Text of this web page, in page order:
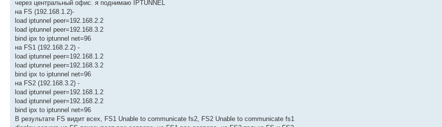
через центральный офис. я поднимаю IPTUNNEL
на FS (192.168.1.2)-
load iptunnel peer=192.168.2.2
load iptunnel peer=192.168.3.2
bind ipx to iptunnel net=96
на FS1 (192.168.2.2) -
load iptunnel peer=192.168.1.2
load iptunnel peer=192.168.3.2
bind ipx to iptunnel net=96
на FS2 (192.168.3.2) -
load iptunnel peer=192.168.1.2
load iptunnel peer=192.168.2.2
bind ipx to iptunnel net=96
В результате FS видит всех, FS1 Unable to communicate fs2, FS2 Unable to communicate fs1